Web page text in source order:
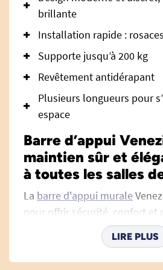
brillante
Installation rapide :
Supporte jusqu’à 200 kg
Revêtement antidérapant
Plusieurs longueurs pour
espace
Barre d’appui
maintien sûr et
à toutes les salles
La barre d'appui murale
pour offrir sécurité, confort et
toutes les personnes ayant
fiable dans leur salle de bain
Son design épuré en acier
LIRE PLUS